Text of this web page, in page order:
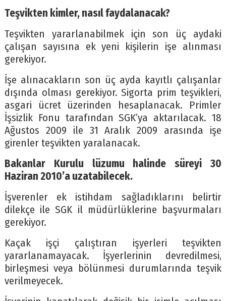
Teşvikten kimler, nasıl faydalanacak?
Teşvikten yararlanabilmek için son üç aydaki
çalışan sayısına ek yeni kişilerin işe alınması
gerekiyor.
İşe alınacakların son üç ayda kayıtlı çalışanlar
dışında olması gerekiyor. Sigorta prim teşvikleri,
asgari ücret üzerinden hesaplanacak. Primler
İşsizlik Fonu tarafından SGK’ya aktarılacak. 18
Ağustos 2009 ile 31 Aralık 2009 arasında işe
girenler teşvikten yaralanacak.
Bakanlar Kurulu lüzumu halinde süreyi 30
Haziran 2010’a uzatabilecek.
İşverenler ek istihdam sağladıklarını belirtir
dilekçe ile SGK il müdürlüklerine başvurmaları
gerekiyor.
Kaçak işçi çalıştıran işyerleri teşvikten
yararlanamayacak. İşyerlerinin devredilmesi,
birleşmesi veya bölünmesi durumlarında teşvik
verilmeyecek.